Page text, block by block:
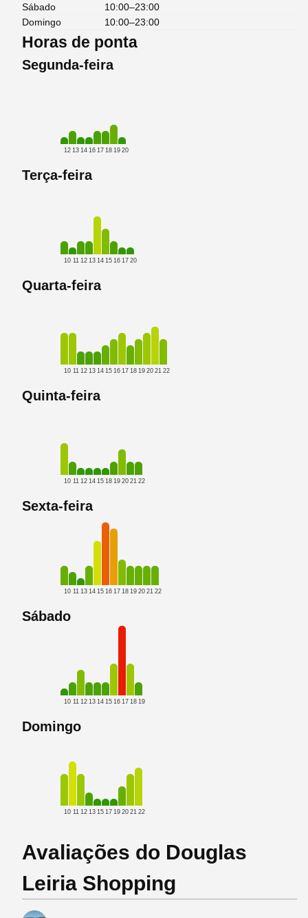
Sábado
10:00–23:00
Domingo
10:00–23:00
Horas de ponta
Segunda-feira
12 13 14 16 17 18 19 20
Terça-feira
10 11 12 13 14 15 16 17 20
Quarta-feira
10 11 12 13 14 15 16 17 18 19 20 21 22
Quinta-feira
10 11 12 14 15 18 19 20 21 22
Sexta-feira
10 11 13 14 15 16 17 18 19 20 21 22
Sábado
10 11 12 13 14 15 16 17 18 19
Domingo
10 11 12 13 15 17 19 20 21 22
Avaliações do Douglas
Leiria Shopping